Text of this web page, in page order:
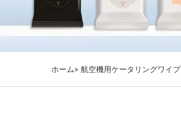
ホーム> 航空機用ケータリングワイプ